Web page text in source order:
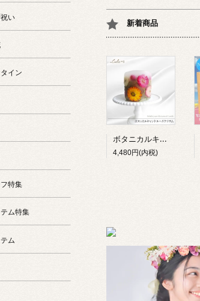
新着商品
ボタニカルキャンドル ヘリクリサム 花 誕生日 母の日 癒し ギフト Lulu＊s プリザーブドフラワー
4,480円(内税)
い
イン
特集
ム特集
ム